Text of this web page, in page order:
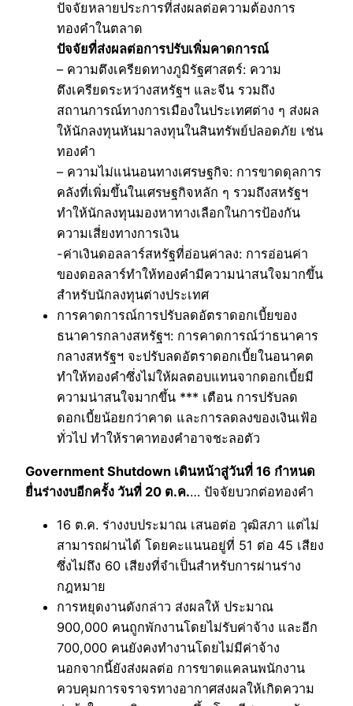
ปัจจัยหลายประการที่ส่งผลต่อความต้องการ
ทองคำในตลาด
ปัจจัยที่ส่งผลต่อการปรับเพิ่มคาดการณ์
– ความตึงเครียดทางภูมิรัฐศาสตร์: ความ
ตึงเครียดระหว่างสหรัฐฯ และจีน รวมถึง
สถานการณ์ทางการเมืองในประเทศต่าง ๆ ส่งผล
ให้นักลงทุนหันมาลงทุนในสินทรัพย์ปลอดภัย เช่น
ทองคำ
– ความไม่แน่นอนทางเศรษฐกิจ: การขาดดุลการ
คลังที่เพิ่มขึ้นในเศรษฐกิจหลัก ๆ รวมถึงสหรัฐฯ
ทำให้นักลงทุนมองหาทางเลือกในการป้องกัน
ความเสี่ยงทางการเงิน
-ค่าเงินดอลลาร์สหรัฐที่อ่อนค่าลง: การอ่อนค่า
ของดอลลาร์ทำให้ทองคำมีความน่าสนใจมากขึ้น
สำหรับนักลงทุนต่างประเทศ
การคาดการณ์การปรับลดอัตราดอกเบี้ยของ
ธนาคารกลางสหรัฐฯ: การคาดการณ์ว่าธนาคาร
กลางสหรัฐฯ จะปรับลดอัตราดอกเบี้ยในอนาคต
ทำให้ทองคำซึ่งไม่ให้ผลตอบแทนจากดอกเบี้ยมี
ความน่าสนใจมากขึ้น *** เตือน การปรับลด
ดอกเบี้ยน้อยกว่าคาด และการลดลงของเงินเฟ้อ
ทั่วไป ทำให้ราคาทองคำอาจชะลอตัว
Government Shutdown เดินหน้าสู่วันที่ 16 กำหนด
ยื่นร่างงบอีกครั้ง วันที่ 20 ต.ค.… ปัจจัยบวกต่อทองคำ
16 ต.ค. ร่างงบประมาณ เสนอต่อ วุฒิสภา แต่ไม่
สามารถผ่านได้ โดยคะแนนอยู่ที่ 51 ต่อ 45 เสียง
ซึ่งไม่ถึง 60 เสียงที่จำเป็นสำหรับการผ่านร่าง
กฎหมาย
การหยุดงานดังกล่าว ส่งผลให้ ประมาณ
900,000 คนถูกพักงานโดยไม่รับค่าจ้าง และอีก
700,000 คนยังคงทำงานโดยไม่มีค่าจ้าง
นอกจากนี้ยังส่งผลต่อ การขาดแคลนพนักงาน
ควบคุมการจราจรทางอากาศส่งผลให้เกิดความ